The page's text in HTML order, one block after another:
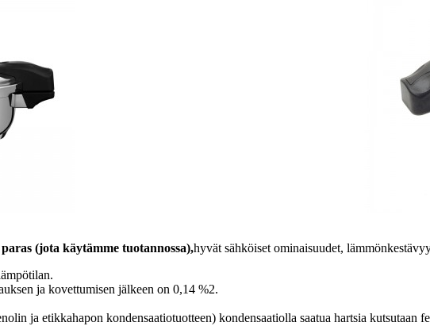
(jota käytämme tuotannossa),hyvät sähköiset ominaisuudet,
ja kovettumisen jälkeen on 0,14 %2.
ja etikkahapon kondensaatiotuotteen) kondensaatiolla saatua hartsia kutsutaan